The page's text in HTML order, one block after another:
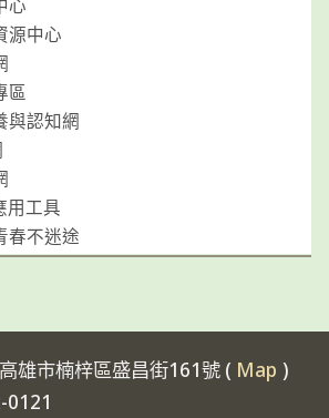
心
源中心
區
與認知網
用工具
春不迷途
雄市楠梓區盛昌街161號 ( Map )
0121